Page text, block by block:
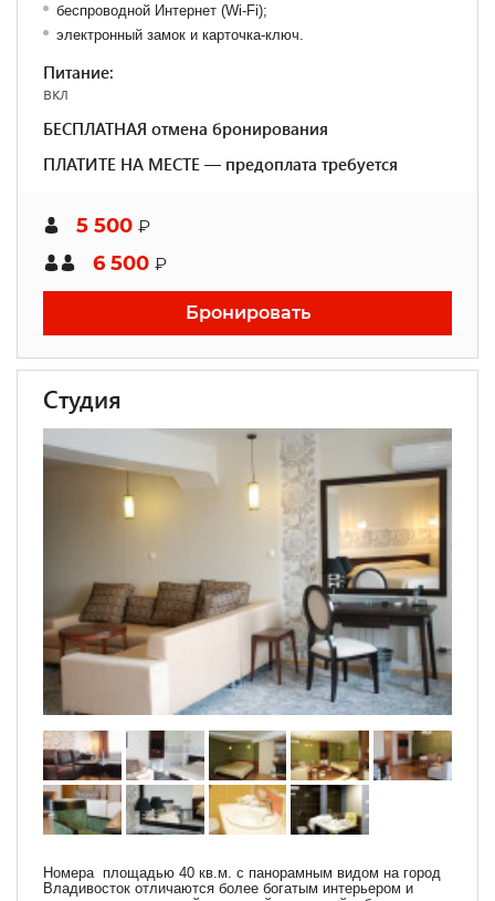
беспроводной Интернет (Wi-Fi);
электронный замок и карточка-ключ.
Питание:
вкл
БЕСПЛАТНАЯ отмена бронирования
ПЛАТИТЕ НА МЕСТЕ — предоплата требуется
5 500 ₽
6 500 ₽
Бронировать
Студия
Номера площадью 40 кв.м. с панорамным видом на город
Владивосток отличаются более богатым интерьером и